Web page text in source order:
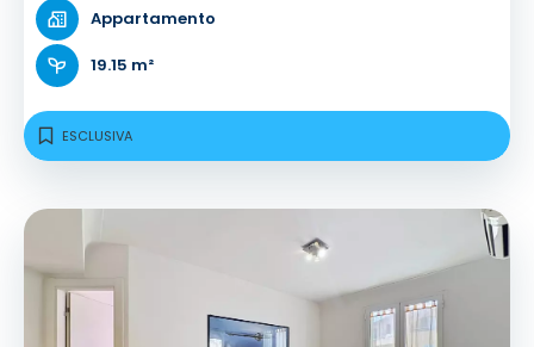
Appartamento
19.15 m²
ESCLUSIVA